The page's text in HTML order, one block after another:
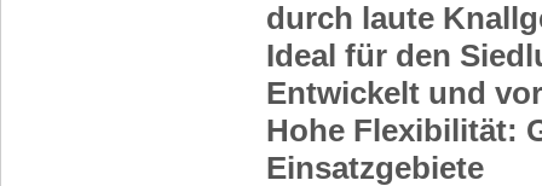
durch laute
Ideal für den
Entwickelt und
Hohe Flexibilität:
Einsatzgebiete